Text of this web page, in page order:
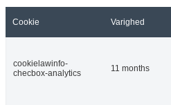
Cookie Varighed
cookielawinfo-
checbox-analytics
11 months